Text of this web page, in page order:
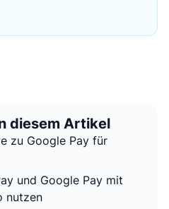
diesem Artikel
zu Google Pay für
und Google Pay mit
nutzen